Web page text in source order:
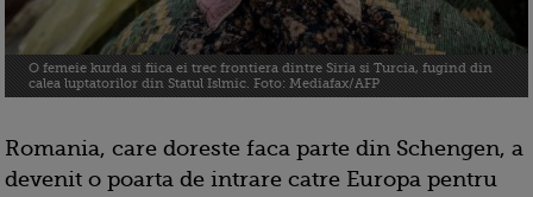
O femeie kurda si fiica ei trec frontiera dintre Siria si Turcia, fugind din
calea luptatorilor din Statul Islmic. Foto: Mediafax/AFP
Romania, care doreste faca parte din Schengen, a
devenit o poarta de intrare catre Europa pentru